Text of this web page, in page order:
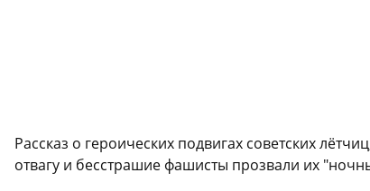
Рассказ о героических подвигах советских
отвагу и бесстрашие фашисты прозвали их